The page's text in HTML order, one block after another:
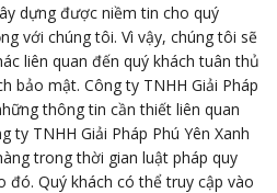
dựng được niềm tin cho quý
với chúng tôi. Vì vậy, chúng tôi sẽ
liên quan đến quý khách tuân thủ
bảo mật. Công ty TNHH Giải Pháp
thông tin cần thiết liên quan
ty TNHH Giải Pháp Phú Yên Xanh
trong thời gian luật pháp quy
Quý khách có thể truy cập vào